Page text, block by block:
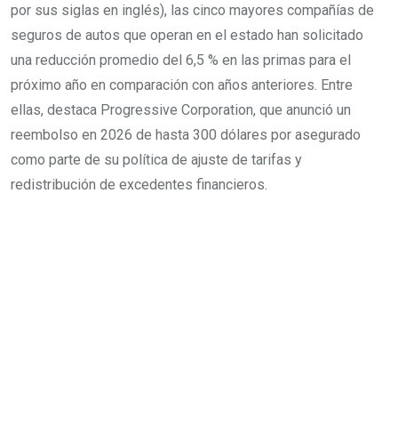
por sus siglas en inglés), las cinco mayores compañías de
seguros de autos que operan en el estado han solicitado
una reducción promedio del 6,5 % en las primas para el
próximo año en comparación con años anteriores. Entre
ellas, destaca Progressive Corporation, que anunció un
reembolso en 2026 de hasta 300 dólares por asegurado
como parte de su política de ajuste de tarifas y
redistribución de excedentes financieros.